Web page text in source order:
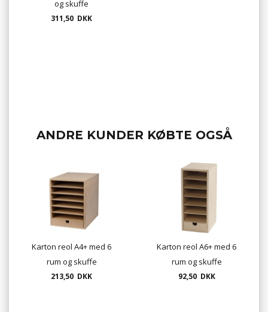
og skuffe
311,50 DKK
ANDRE KUNDER KØBTE OGSÅ
Karton reol A4+ med 6
rum og skuffe
213,50 DKK
Karton reol A6+ med 6
rum og skuffe
92,50 DKK